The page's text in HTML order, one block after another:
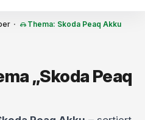
· Thema: Skoda Peaq Akku
„Skoda Peaq